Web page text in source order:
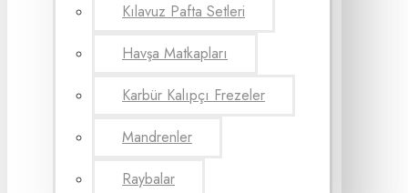
Kılavuz Pafta Setleri
Havşa Matkapları
Karbür Kalıpçı Frezeler
Mandrenler
Raybalar